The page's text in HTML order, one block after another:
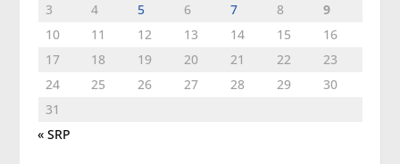
3
4 5 6 7 8
9
10
11 12 13 14 15
16
17
18 19 20 21 22
23
24
25 26 27 28 29
30
31
« SRP